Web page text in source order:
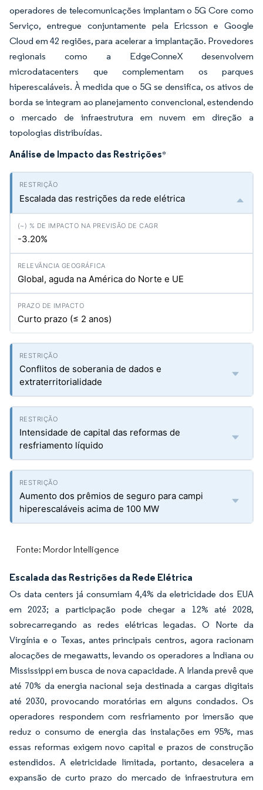
operadores de telecomunicações implantam o 5G Core como
Serviço, entregue conjuntamente pela Ericsson e Google
Cloud em 42 regiões, para acelerar a implantação. Provedores
regionais como a EdgeConneX desenvolvem
microdatacenters que complementam os parques
hiperescaláveis. À medida que o 5G se densifica, os ativos de
borda se integram ao planejamento convencional, estendendo
o mercado de infraestrutura em nuvem em direção a
topologias distribuídas.
Análise de Impacto das Restrições*
Escalada das restrições da rede elétrica
-3.20%
Global, aguda na América do Norte e UE
Curto prazo (≤ 2 anos)
Conflitos de soberania de dados e
extraterritorialidade
Intensidade de capital das reformas de
resfriamento líquido
Aumento dos prêmios de seguro para campi
hiperescaláveis acima de 100 MW
Fonte: Mordor Intelligence
Escalada das Restrições da Rede Elétrica
Os data centers já consumiam 4,4% da eletricidade dos EUA
em 2023; a participação pode chegar a 12% até 2028,
sobrecarregando as redes elétricas legadas. O Norte da
Virgínia e o Texas, antes principais centros, agora racionam
alocações de megawatts, levando os operadores a Indiana ou
Mississippi em busca de nova capacidade. A Irlanda prevê que
até 70% da energia nacional seja destinada a cargas digitais
até 2030, provocando moratórias em alguns condados. Os
operadores respondem com resfriamento por imersão que
reduz o consumo de energia das instalações em 95%, mas
essas reformas exigem novo capital e prazos de construção
estendidos. A eletricidade limitada, portanto, desacelera a
expansão de curto prazo do mercado de infraestrutura em